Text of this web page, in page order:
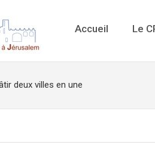
Accueil Le
deux villes en une